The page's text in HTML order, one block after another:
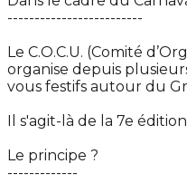
-------------------------
Le C.O.C.U. (Comité
organise depuis
vous festifs autour du
Il s'agit-là de la 7e
Le principe ?
-------------